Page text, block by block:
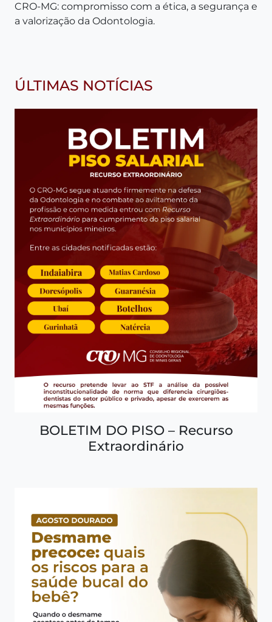
CRO-MG: compromisso com a ética, a segurança e
a valorização da Odontologia.
ÚLTIMAS NOTÍCIAS
BOLETIM DO PISO – Recurso
Extraordinário